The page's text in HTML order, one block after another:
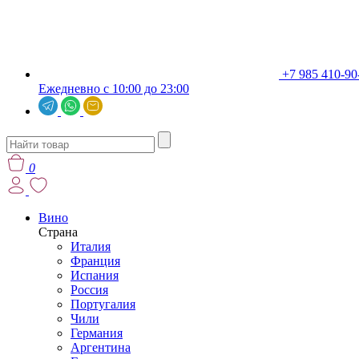
+7 985 410-
Ежедневно с 10:00 до 23:00
0
Вино
Страна
Италия
Франция
Испания
Россия
Португалия
Чили
Германия
Аргентина